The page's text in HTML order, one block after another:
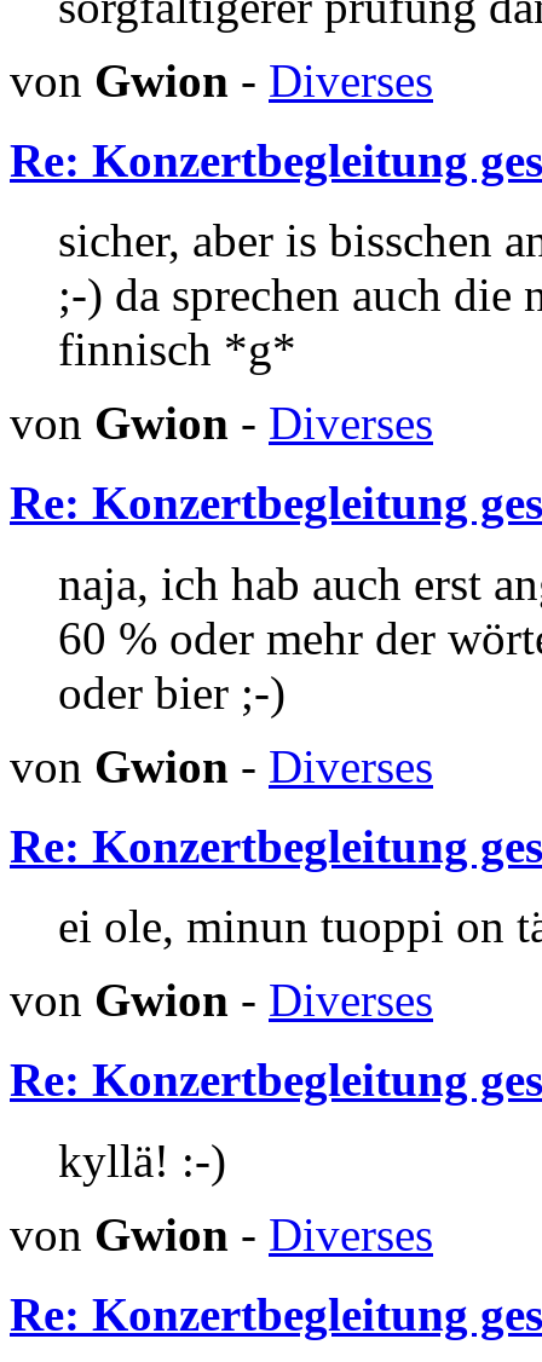
von Gwion - Diverses
Re: Konzertbegleitung
sicher, aber is bisschen
;-) da sprechen auch
finnisch *g*
von Gwion - Diverses
Re: Konzertbegleitung
naja, ich hab auch erst
60 % oder mehr der
oder bier ;-)
von Gwion - Diverses
Re: Konzertbegleitung
ei ole, minun tuoppi on
von Gwion - Diverses
Re: Konzertbegleitung
kyllä! :-)
von Gwion - Diverses
Re: Konzertbegleitung